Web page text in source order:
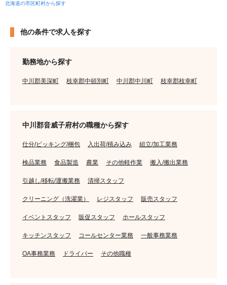
北海道の市区町村から探す
他の条件で求人を探す
勤務地から探す
中川郡美深町 枝幸郡中頓別町 中川郡中川町 枝幸郡枝幸町
中川郡音威子府村の職種から探す
仕分/ピッキング/梱包 入出荷/積み込み 組立/加工業務
検品業務 食品製造 農業 その他軽作業 搬入/搬出業務
引越し/移転/運搬業務 清掃スタッフ
クリーニング（洗濯業） レジスタッフ 販売スタッフ
イベントスタッフ 販促スタッフ ホールスタッフ
キッチンスタッフ コールセンター業務 一般事務業務
OA事務業務 ドライバー その他職種